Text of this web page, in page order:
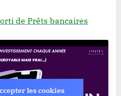
de Prêts bancaires
les cookies